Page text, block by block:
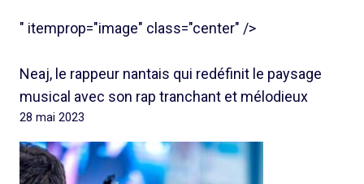
" itemprop="image" class="center" />
Neaj, le rappeur nantais qui redéfinit le paysage
musical avec son rap tranchant et mélodieux
28 mai 2023